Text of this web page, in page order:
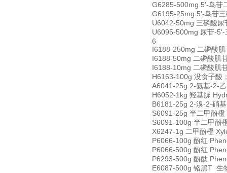
G6285-500mg 5'-鸟苷
G6195-25mg 5'-鸟苷
U6042-50mg 三磷酸
U6095-500mg 尿苷-
6
I6188-250mg 二磷酸
I6188-50mg 二磷酸肌
I6188-10mg 二磷酸肌
H6163-100g 没食子酸
A6041-25g 2-氨基-2-
H6052-1kg 羟基脲
B6181-25g 2-溴-2-硝
S6091-25g 半二甲酚
S6091-100g 半二甲酚
X6247-1g 二甲酚橙
P6066-100g 酚红
P6066-500g 酚红
P6293-500g 酚酞
E6087-500g 铬黑T 生